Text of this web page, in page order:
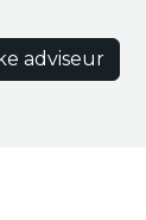
adviseur